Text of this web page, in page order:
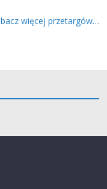
więcej przetargów…